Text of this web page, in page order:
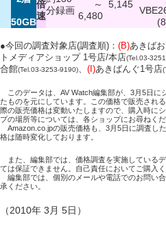
50GB
倍
速分録画
～
6,480
5,145
●今回の調査対象店(調査順)： (B)あきば
トメディアショップ 1号店/本店(Tel.03-
合館(Tel.03-3253-9190)、 (I)あきばんぐ1号店
このデータは、AV Watch編集部が、3月5日に
たものを元にしています。この価格で販売され
際の販売価格は変動いたしますので、購入時に
プの場所等については、各ショップにお尋ねくだ
Amazon.co.jpの販売価格も、3月5日に調査し
格は随時変化しております。
また、編集部では、価格調査を実施している
ては保証できません。自己責任においてご購入く
編集部では、個別のメールや電話でのお問い
承ください。
（2010年 3月 5日）